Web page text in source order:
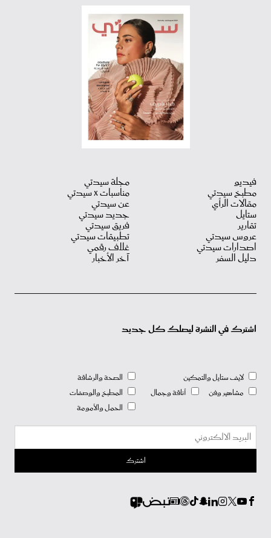
فيديو
مطبخ سيدتي
مقالات الرأي
ستايل
تقارير
عروس سيدتي
اصدارات سيدتي
دليل السفر
مجلة سيدتي
مناسبات X سيدتي
عن سيدتي
جديد سيدتي
فريق سيدتي
تطبيقات سيدتي
غلاف رقمي
آخر الأخبار
اشترك في النشرة ليصلك كل جديد
لايف ستايل والتمكين
مشاهير وفن
أناقة وجمال
الصحة والرشاقة
المطبخ والوصفات
الحمل والأمومة